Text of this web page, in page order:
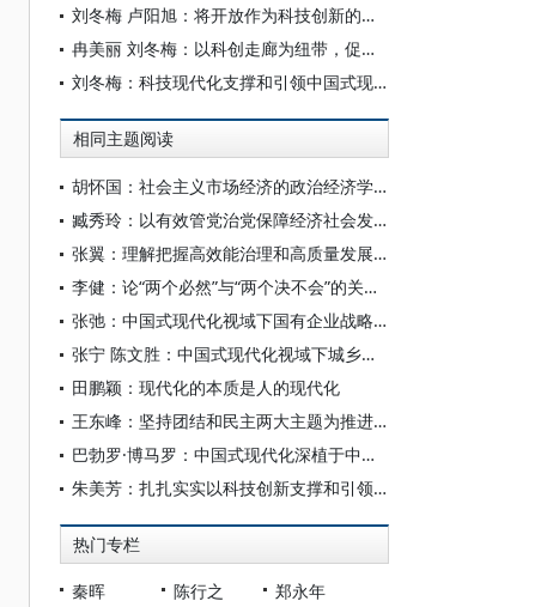
刘冬梅 卢阳旭：将开放作为科技创新的鲜明标识
冉美丽 刘冬梅：以科创走廊为纽带，促京津冀协同创新
刘冬梅：科技现代化支撑和引领中国式现代化
相同主题阅读
胡怀国：社会主义市场经济的政治经济学解析
臧秀玲：以有效管党治党保障经济社会发展的历程与经验
张翼：理解把握高效能治理和高质量发展的有机结合
李健：论“两个必然”与“两个决不会”的关系——基于跨越资本主义制度“卡夫丁峡谷”设想的反思
张弛：中国式现代化视域下国有企业战略使命的历史演进、理论逻辑和时代要求
张宁 陈文胜：中国式现代化视域下城乡融合的制度创新与治理逻辑
田鹏颖：现代化的本质是人的现代化
王东峰：坚持团结和民主两大主题为推进中国式现代化广泛凝心聚力
巴勃罗·博马罗：中国式现代化深植于中国共产党的系统性规划与全方位治理实践
朱美芳：扎扎实实以科技创新支撑和引领中国式现代化
热门专栏
秦晖 陈行之
郑永年